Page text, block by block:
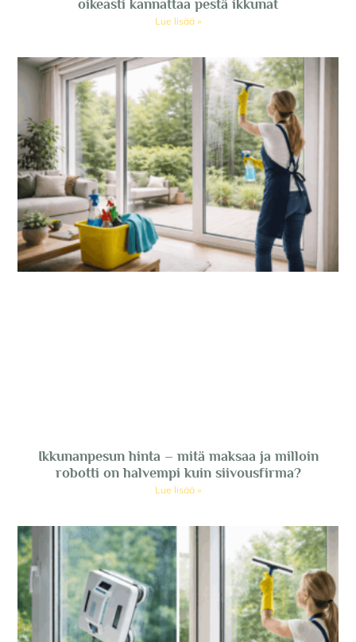
oikeasti kannattaa pestä ikkunat
Lue lisää »
Ikkunanpesun hinta – mitä maksaa ja milloin
robotti on halvempi kuin siivousfirma?
Lue lisää »